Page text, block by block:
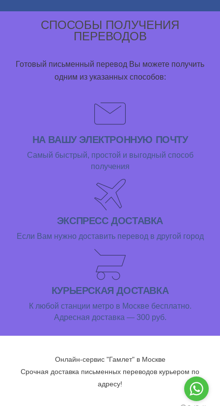
СПОСОБЫ ПОЛУЧЕНИЯ
ПЕРЕВОДОВ
Готовый письменный перевод Вы можете получить
одним из указанных способов:
НА ВАШУ ЭЛЕКТРОННУЮ ПОЧТУ
Самый быстрый, простой и выгодный способ
получения
ЭКСПРЕСС ДОСТАВКА
Если Вам нужно доставить перевод в другой город
КУРЬЕРСКАЯ ДОСТАВКА
К любой станции метро в Москве бесплатно.
Адресная доставка — 300 руб.
Онлайн-сервис "Гамлет" в Москве
Срочная доставка письменных переводов курьером по
адресу!